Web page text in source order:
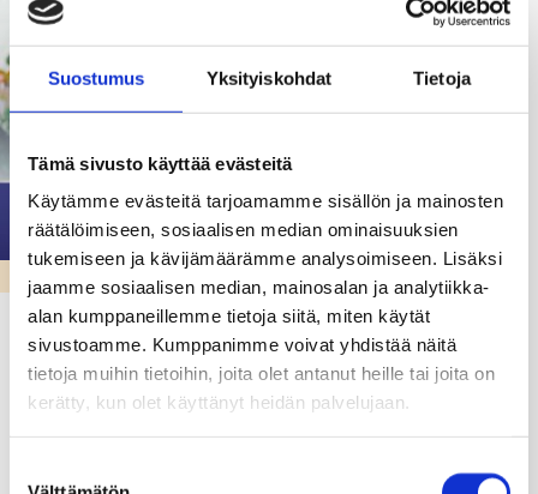
Suostumus Yksityiskohdat Tietoja
Tämä sivusto käyttää evästeitä
Käytämme evästeitä tarjoamamme sisällön ja mainosten
räätälöimiseen, sosiaalisen median ominaisuuksien
tukemiseen ja kävijämäärämme analysoimiseen. Lisäksi
jaamme sosiaalisen median, mainosalan ja analytiikka-
alan kumppaneillemme tietoja siitä, miten käytät
sivustoamme. Kumppanimme voivat yhdistää näitä
tietoja muihin tietoihin, joita olet antanut heille tai joita on
kerätty, kun olet käyttänyt heidän palvelujaan.
VARHAISKASVATUS & ESIKOULU
Oletko kiinnostunut Raaseporin
varhaiskasvatuksen sijaisuuksista?
05.05.25